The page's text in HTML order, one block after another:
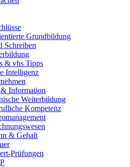
Grundbildung
Schreiben
& vhs Tipps
Intelligenz
Information
Weiterbildung
Kompetenz
& Gehalt
Prüfungen